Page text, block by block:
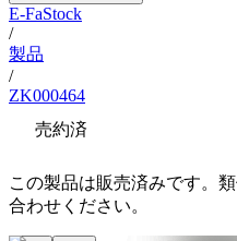
E-FaStock
/
製品
/
ZK000464
売約済
この製品は販売済みです。
合わせください。